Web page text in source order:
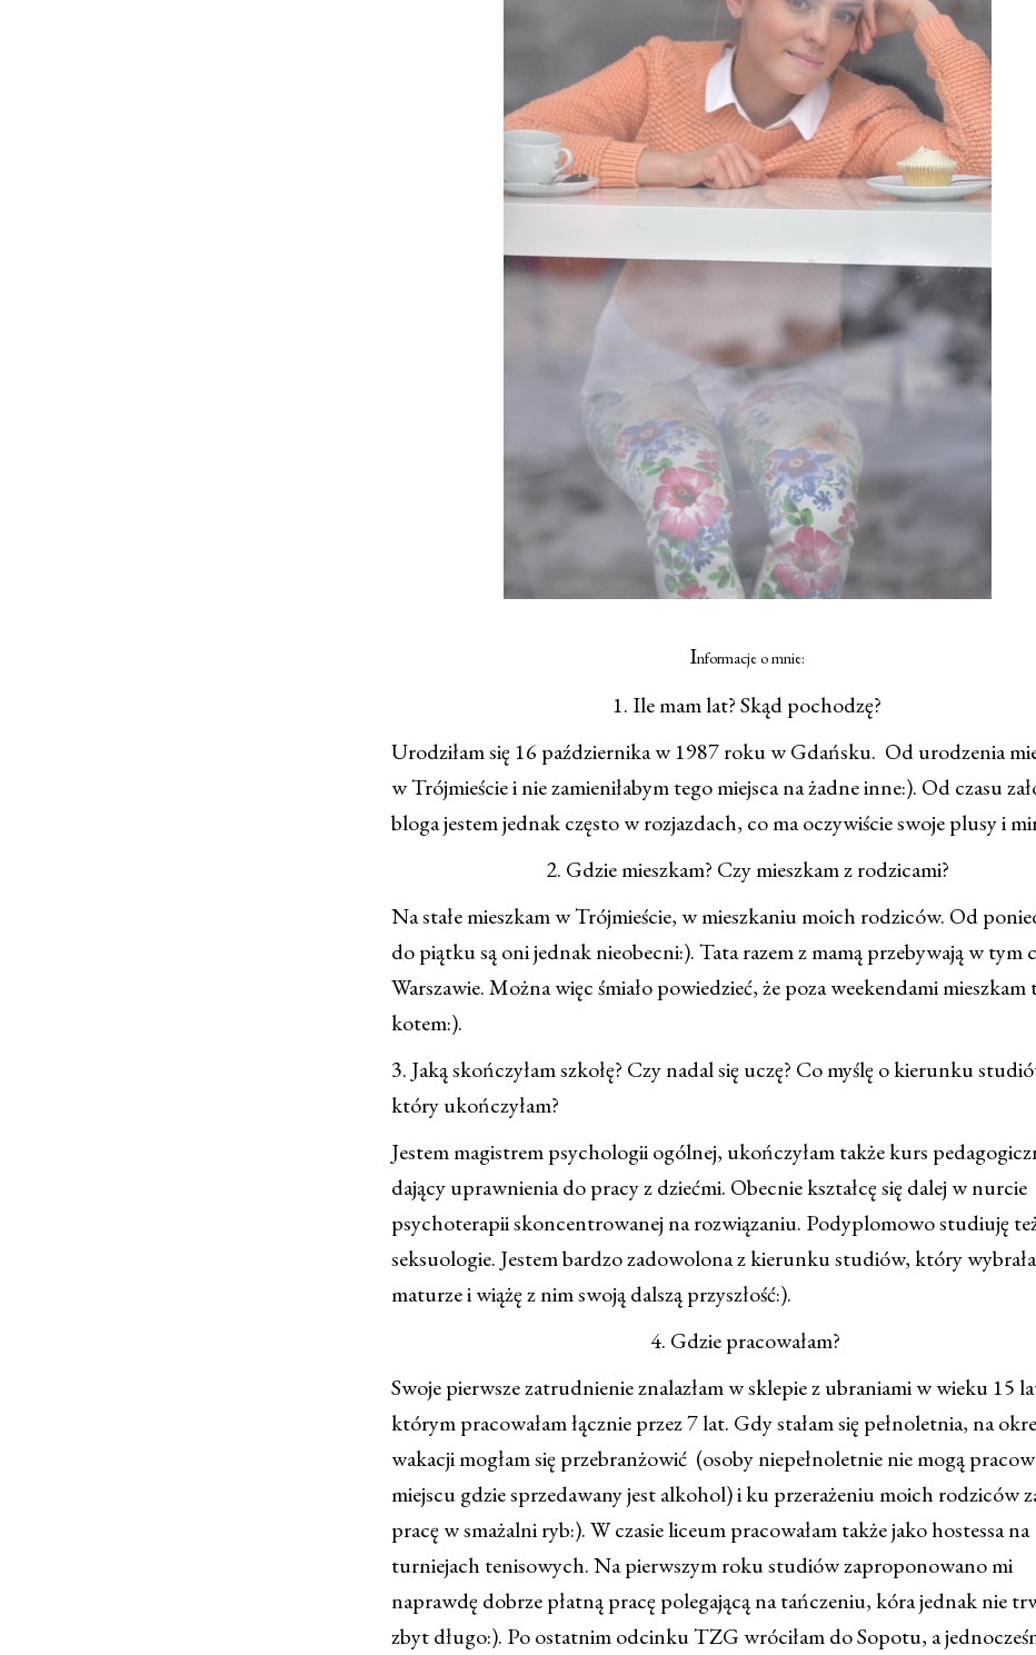
Informacje o mnie:
1. Ile mam lat? Skąd pochodzę?
Urodziłam się 16 października w 1987 roku w Gdańsku. Od urodzenia
w Trójmieście i nie zamieniłabym tego miejsca na żadne inne:). Od czasu
bloga jestem jednak często w rozjazdach, co ma oczywiście swoje plusy i
2. Gdzie mieszkam? Czy mieszkam z rodzicami?
Na stałe mieszkam w Trójmieście, w mieszkaniu moich rodziców. Od
do piątku są oni jednak nieobecni:). Tata razem z mamą przebywają w tym
Warszawie. Można więc śmiało powiedzieć, że poza weekendami
kotem:).
3. Jaką skończyłam szkołę? Czy nadal się uczę? Co myślę o kierunku
który ukończyłam?
Jestem magistrem psychologii ogólnej, ukończyłam także kurs
dający uprawnienia do pracy z dziećmi. Obecnie kształcę się dalej w nurcie
psychoterapii skoncentrowanej na rozwiązaniu. Podyplomowo studiuję
seksuologie. Jestem bardzo zadowolona z kierunku studiów, który
maturze i wiążę z nim swoją dalszą przyszłość:).
4. Gdzie pracowałam?
Swoje pierwsze zatrudnienie znalazłam w sklepie z ubraniami w wieku 15
którym pracowałam łącznie przez 7 lat. Gdy stałam się pełnoletnia, na
wakacji mogłam się przebranżowić (osoby niepełnoletnie nie mogą
miejscu gdzie sprzedawany jest alkohol) i ku przerażeniu moich rodziców
pracę w smażalni ryb:). W czasie liceum pracowałam także jako hostessa na
turniejach tenisowych. Na pierwszym roku studiów zaproponowano mi
naprawdę dobrze płatną pracę polegającą na tańczeniu, kóra jednak nie
zbyt długo:). Po ostatnim odcinku TZG wróciłam do Sopotu, a